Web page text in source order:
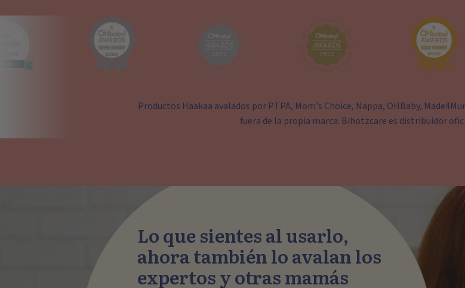
Productos Haakaa avalados por PTPA, Mom's Choice, Nappa, OHBaby,
fuera de la propia marca. Bihotzcare es distribuidor
Lo que sientes al usarlo,
ahora también lo avalan los
expertos y otras mamás